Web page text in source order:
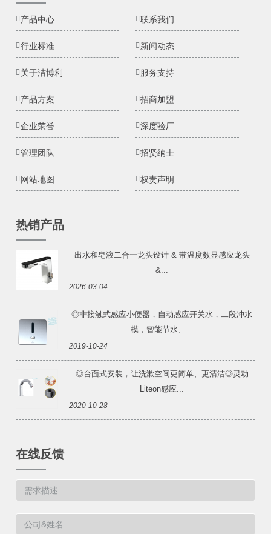
产品中心 联系我们
行业标准 新闻动态
关于洁博利 服务支持
产品方案 招商加盟
企业荣誉 深度验厂
管理团队 招贤纳士
网站地图 权责声明
热销产品
出水和皂液二合一龙头设计 & 带温度数显感应龙头
&...
2026-03-04
◎非接触式感应小便器，自动感应开关水，二段冲水
模，智能节水、...
2019-10-24
◎台面式安装，让洗漱空间更简单、更清洁◎灵动
Liteon感应...
2020-10-28
在线反馈